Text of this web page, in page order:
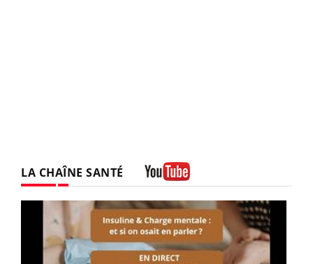
LA CHAÎNE SANTÉ